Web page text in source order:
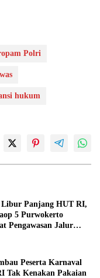
Polri
hukum
Libur Panjang HUT RI,
5 Purwokerto
Pengawasan Jalur
Peserta Karnaval
Tak Kenakan Pakaian